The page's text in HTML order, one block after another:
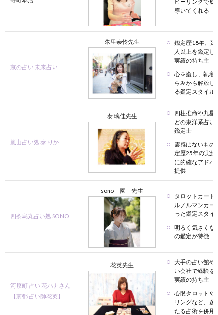
ヒーリングで成
導いてくれる
京の占い 未来占い
朱里泰怜先生
鑑定歴18年、延
人以上を鑑定し
実績の持ち主
心を癒し、執着
らみから解放し
る鑑定スタイル
嵐山占い処 泰 りか
泰 璃佳先生
四柱推命や九星
どの東洋系占い
鑑定士
霊感はないもの
定歴25年の実績
に的確なアドバ
提供
四条烏丸占い処 SONO
sono―園―先生
タロットカード
ルノルマンカー
った鑑定スタイ
明るく気さくな
の鑑定が特徴
河原町 占い 花ハナさん
【京都 占い師花英】
花英先生
大手の占い館や
い会社で経験を
実績の持ち主
心眼タロットや
リングなど、多
たる占術を併用